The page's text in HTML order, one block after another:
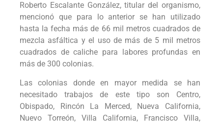
Roberto Escalante González, titular del organismo,
mencionó que para lo anterior se han utilizado
hasta la fecha más de 66 mil metros cuadrados de
mezcla asfáltica y el uso de más de 5 mil metros
cuadrados de caliche para labores profundas en
más de 300 colonias.
Las colonias donde en mayor medida se han
necesitado trabajos de este tipo son Centro,
Obispado, Rincón La Merced, Nueva California,
Nuevo Torreón, Villa California, Francisco Villa,